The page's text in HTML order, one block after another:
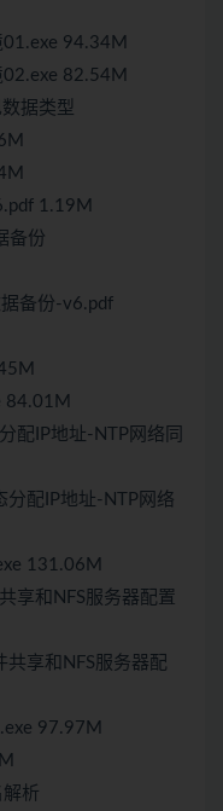
94.34M
82.54M
据类型
1.19M
备份
备份-v6.pdf
84.01M
配IP地址-NTP网络同
配IP地址-NTP网络
131.06M
享和NFS服务器配置
享和NFS服务器配
97.97M
析